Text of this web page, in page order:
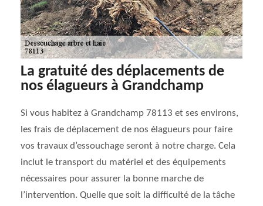
La gratuité des déplacements de
nos élagueurs à Grandchamp
Si vous habitez à Grandchamp 78113 et ses environs,
les frais de déplacement de nos élagueurs pour faire
vos travaux d’essouchage seront à notre charge. Cela
inclut le transport du matériel et des équipements
nécessaires pour assurer la bonne marche de
l’intervention. Quelle que soit la difficulté de la tâche